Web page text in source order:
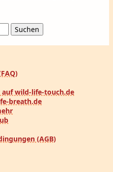
auf wild-life-touch.de
breath.de
(AGB)